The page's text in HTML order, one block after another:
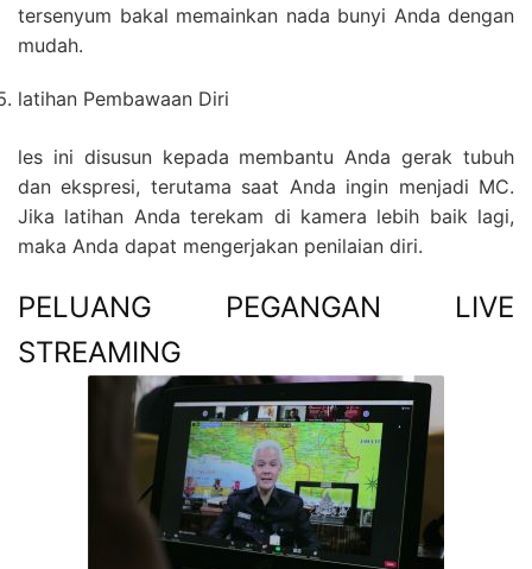
tersenyum bakal memainkan nada bunyi Anda dengan
mudah.
latihan Pembawaan Diri
les ini disusun kepada membantu Anda gerak tubuh
dan ekspresi, terutama saat Anda ingin menjadi MC.
Jika latihan Anda terekam di kamera lebih baik lagi,
maka Anda dapat mengerjakan penilaian diri.
PELUANG PEGANGAN LIVE
STREAMING